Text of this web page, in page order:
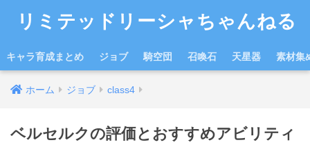
リミテッドリーシャちゃんねる
キャラ育成まとめ ジョブ 騎空団 召喚石 天星器 素材集
ホーム ジョブ class4
ベルセルクの評価とおすすめアビリティ